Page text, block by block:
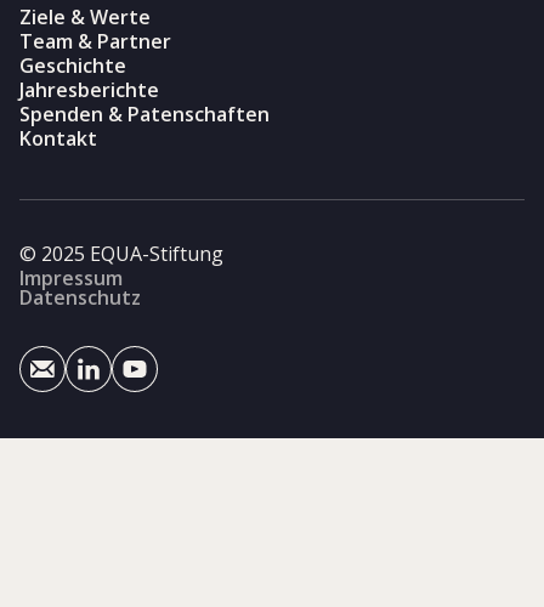
Ziele & Werte
Team & Partner
Geschichte
Jahresberichte
Spenden & Patenschaften
Kontakt
© 2025 EQUA-Stiftung
Impressum
Datenschutz